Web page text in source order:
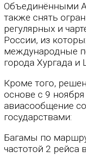
Объединёнными
также снять
регулярных и
России, из
международные
города Хургада
Кроме того,
основе с 9
авиасообщение
государствами:
Багамы по
частотой 2 рейса